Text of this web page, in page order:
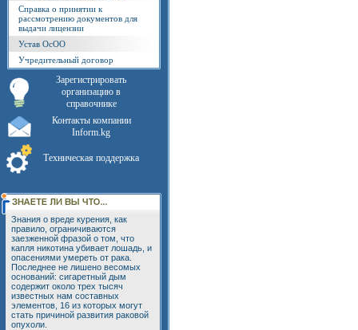
Справка о принятии к
рассмотрению документов для
выдачи лицензии
Устав ОсОО
Учредительный договор
Зарегистрировать
организацию в
справочнике
Контакты компании
Inform.kg
Техническая поддержка
Знания о вреде курения, как
правило, ограничиваются
заезженной фразой о том, что
капля никотина убивает лошадь, и
опасениями умереть от рака.
Последнее не лишено весомых
оснований: сигаретный дым
содержит около трех тысяч
известных нам составных
элементов, 16 из которых могут
стать причиной развития раковой
опухоли.